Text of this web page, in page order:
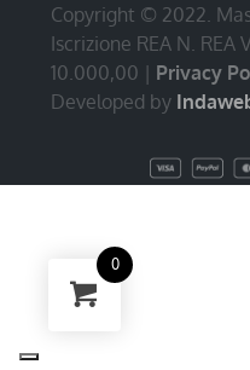
Copyright © 2022.
Iscrizione REA N. REA
10.000,00 | Privacy
Developed by
0